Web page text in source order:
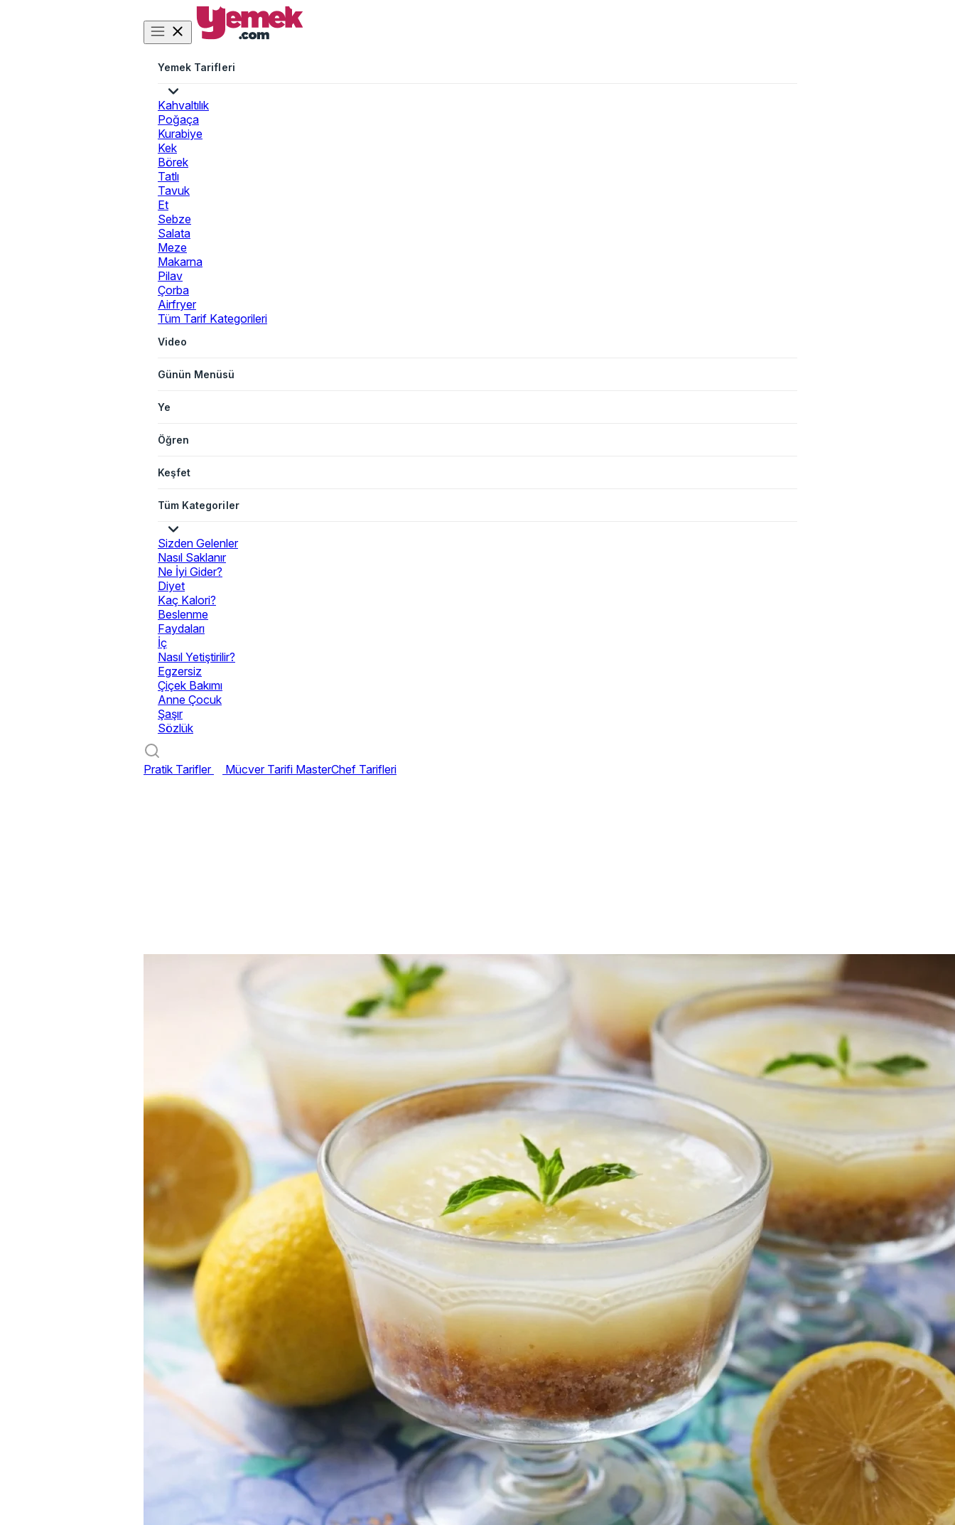
Yemek Tarifleri
Kahvaltılık
Poğaça
Kurabiye
Kek
Börek
Tatlı
Tavuk
Et
Sebze
Salata
Meze
Makarna
Pilav
Çorba
Airfryer
Tüm Tarif Kategorileri
Video
Günün Menüsü
Ye
Öğren
Keşfet
Tüm Kategoriler
Sizden Gelenler
Nasıl Saklanır
Ne İyi Gider?
Diyet
Kaç Kalori?
Beslenme
Faydaları
İç
Nasıl Yetiştirilir?
Egzersiz
Çiçek Bakımı
Anne Çocuk
Şaşır
Sözlük
Pratik Tarifler Mücver Tarifi MasterChef Tarifleri